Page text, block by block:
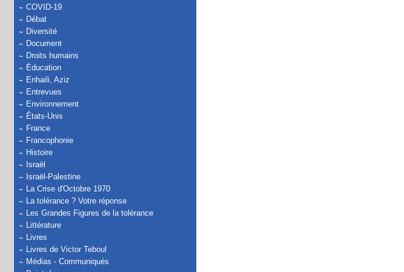
COVID-19
Débat
Diversité
Document
Droits humains
Éducation
Enhaili, Aziz
Entrevues
Environnement
États-Unis
France
Francophonie
Histoire
Israël
Israël-Palestine
La Crise d'Octobre 1970
La tolérance ? Votre réponse
Les Grandes Figures de la tolérance
Littérature
Livres
Livres de Victor Teboul
Médias - Communiqués